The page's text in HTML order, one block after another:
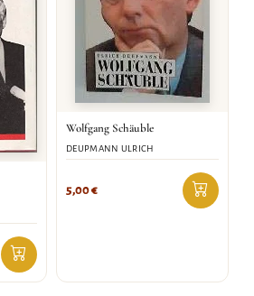
Wolfgang Schäuble
DEUPMANN ULRICH
5,00€